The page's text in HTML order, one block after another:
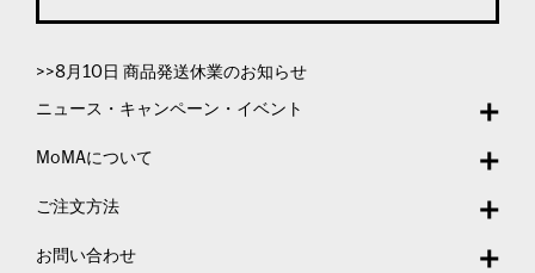
>>8月10日 商品発送休業のお知らせ
ニュース・キャンペーン・イベント
MoMAについて
ご注文方法
お問い合わせ